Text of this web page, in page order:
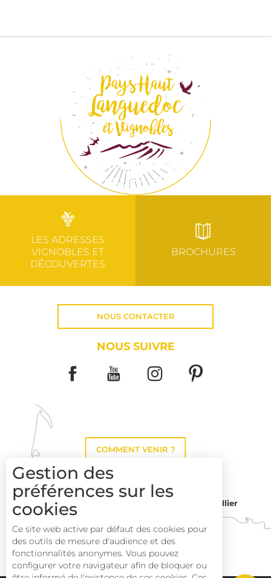
LES ADRESSES
VIGNOBLES ET
DÉCOUVERTES
BROCHURES
NOUS CONTACTER
NOUS SUIVRE
COMMENT VENIR ?
Montpellier
Perpignan
Gestion des
préférences sur les
cookies
Ce site web active par défaut des cookies pour
des outils de mesure d'audience et des
fonctionnalités anonymes. Vous pouvez
configurer votre navigateur afin de bloquer ou